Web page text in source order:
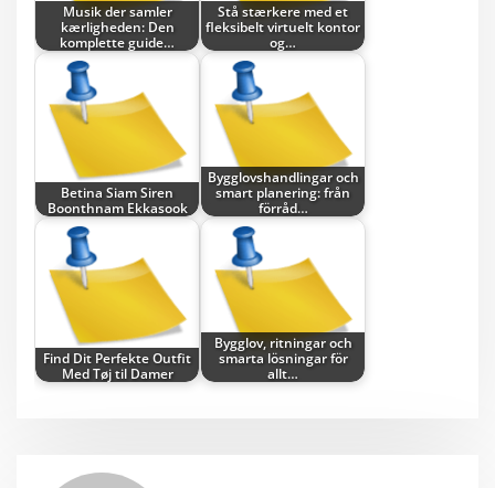
Musik der samler
kærligheden: Den
komplette guide…
Stå stærkere med et
fleksibelt virtuelt kontor
og…
Betina Siam Siren
Boonthnam Ekkasook
Bygglovshandlingar och
smart planering: från
förråd…
Find Dit Perfekte Outfit
Med Tøj til Damer
Bygglov, ritningar och
smarta lösningar för
allt…